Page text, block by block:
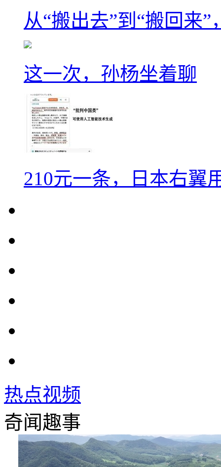
从“搬出去”到“搬回来
这一次，孙杨坐着聊
210元一条，日本右翼
热点视频
奇闻趣事